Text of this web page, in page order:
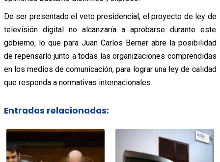
De ser presentado el veto presidencial, el proyecto de ley de
televisión digital no alcanzaría a aprobarse durante este
gobierno, lo que para Juan Carlos Berner abre la posibilidad
de repensarlo junto a todas las organizaciones comprendidas
en los medios de comunicación, para lograr una ley de calidad
que responda a normativas internacionales.
Entradas relacionadas: